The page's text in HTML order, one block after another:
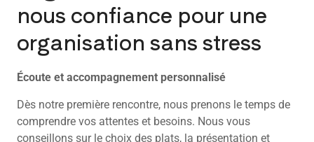
nous confiance pour une
organisation sans stress
Écoute et accompagnement personnalisé
Dès notre première rencontre, nous prenons le temps de
comprendre vos attentes et besoins. Nous vous
conseillons sur le choix des plats, la présentation et